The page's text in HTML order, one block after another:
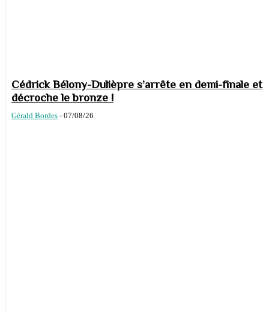
Cédrick Bélony-Dulièpre s’arrête en demi-finale et
décroche le bronze !
Gérald Bordes - 07/08/26